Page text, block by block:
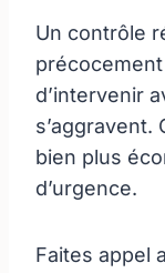
Un contrôle
d’intervenir
bien plus
d’urgence.
Faites appel